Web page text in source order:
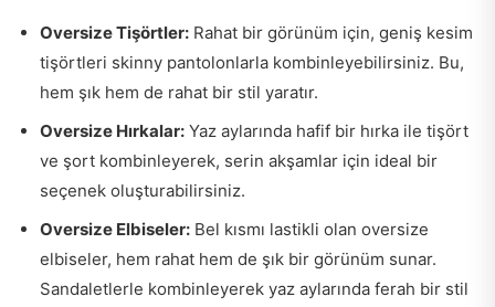
Oversize Tişörtler: Rahat bir görünüm için, geniş kesim
tişörtleri skinny pantolonlarla kombinleyebilirsiniz. Bu,
hem şık hem de rahat bir stil yaratır.
Oversize Hırkalar: Yaz aylarında hafif bir hırka ile tişört
ve şort kombinleyerek, serin akşamlar için ideal bir
seçenek oluşturabilirsiniz.
Oversize Elbiseler: Bel kısmı lastikli olan oversize
elbiseler, hem rahat hem de şık bir görünüm sunar.
Sandaletlerle kombinleyerek yaz aylarında ferah bir stil